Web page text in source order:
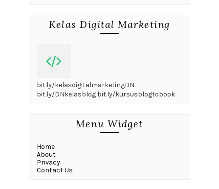
Kelas Digital Marketing
bit.ly/kelasdigitalmarketingDN
bit.ly/DNkelasblog bit.ly/kursusblogtobook
Menu Widget
Home
About
Privacy
Contact Us